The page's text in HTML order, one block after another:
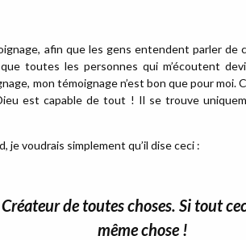
afin que les gens entendent parler de
toutes les personnes qui m’écoutent
mon témoignage n’est bon que pour moi.
est capable de tout ! Il se trouve
je voudrais simplement qu’il dise ceci :
de toutes choses. Si tout
même chose !